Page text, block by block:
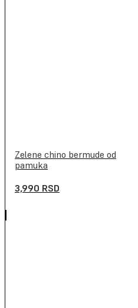
Zelene chino bermude od
pamuka
3,990 RSD